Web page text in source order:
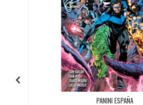
PANINI ESPAÑA